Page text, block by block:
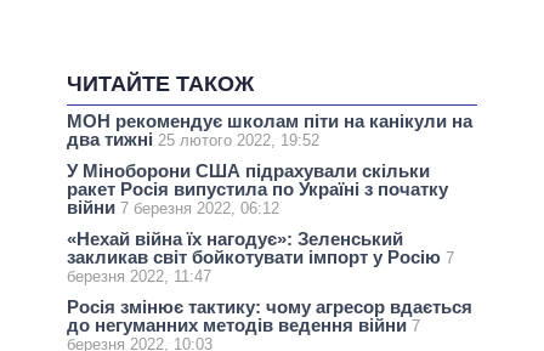
ЧИТАЙТЕ ТАКОЖ
МОН рекомендує школам піти на канікули на
два тижні 25 лютого 2022, 19:52
У Міноборони США підрахували скільки
ракет Росія випустила по Україні з початку
війни 7 березня 2022, 06:12
«Нехай війна їх нагодує»: Зеленський
закликав світ бойкотувати імпорт у Росію 7
березня 2022, 11:47
Росія змінює тактику: чому агресор вдається
до негуманних методів ведення війни 7
березня 2022, 10:03